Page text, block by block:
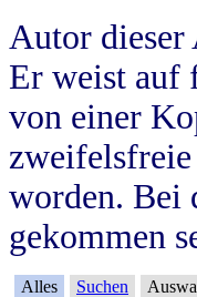
Autor
Er weist auf
von einer
worden. Bei
gekommen
Alles Suchen